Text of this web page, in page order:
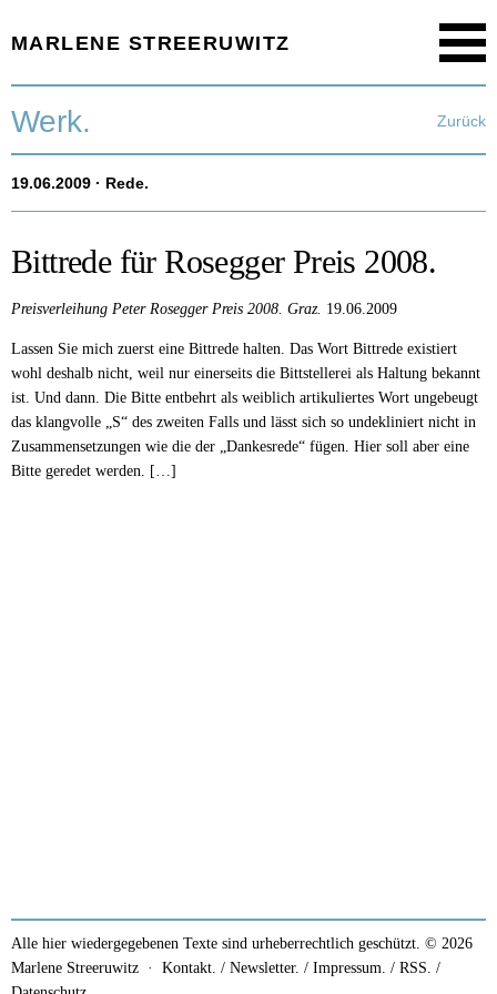
MARLENE STREERUWITZ
Timeline.
Texte.
Aktuell.
Person.
Zurück
Werk.
19.06.2009 · Rede.
Bittrede für Rosegger Preis 2008.
Preisverleihung Peter Rosegger Preis 2008. Graz. 19.06.2009
Lassen Sie mich zuerst eine Bittrede halten. Das Wort Bittrede existiert
wohl deshalb nicht, weil nur einerseits die Bittstellerei als Haltung bekannt
ist. Und dann. Die Bitte entbehrt als weiblich artikuliertes Wort ungebeugt
das klangvolle „S“ des zweiten Falls und lässt sich so undekliniert nicht in
Zusammensetzungen wie die der „Dankesrede“ fügen. Hier soll aber eine
Bitte geredet werden. […]
Alle hier wiedergegebenen Texte sind urheberrechtlich geschützt. © 2026
Marlene Streeruwitz · Kontakt. / Newsletter. / Impressum. / RSS. /